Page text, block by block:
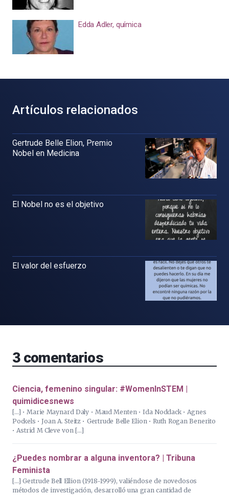
Edda Adler, química
Artículos relacionados
Gertrude Belle Elion, Premio
Nobel en Medicina
El Nobel no es el objetivo
El valor del esfuerzo
3comentarios
Ciencia, femenino singular: #WomenInSTEM |
quimidicesnews
[…] • Marie Maynard Daly • Maud Menten • Ida Noddack • Agnes
Pockels • Joan A. Steitz • Gertrude Belle Elion • Ruth Rogan Benerito
• Astrid M Cleve von […]
¿Puedes nombrar a alguna inventora? | Tribuna
Feminista
[…] Gertrude Bell Ellion (1918-1999), valiéndose de novedosos
métodos de investigación, desarrolló una gran cantidad de